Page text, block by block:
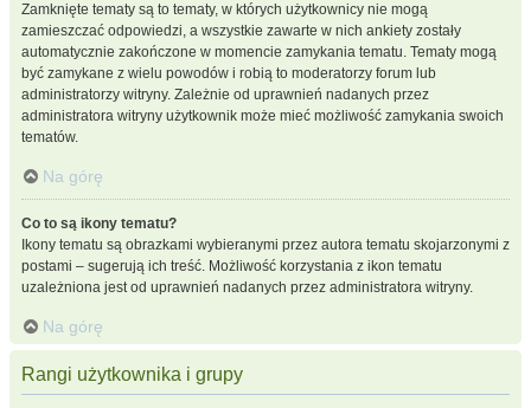
Zamknięte tematy są to tematy, w których użytkownicy nie mogą
zamieszczać odpowiedzi, a wszystkie zawarte w nich ankiety zostały
automatycznie zakończone w momencie zamykania tematu. Tematy mogą
być zamykane z wielu powodów i robią to moderatorzy forum lub
administratorzy witryny. Zależnie od uprawnień nadanych przez
administratora witryny użytkownik może mieć możliwość zamykania swoich
tematów.
Na górę
Co to są ikony tematu?
Ikony tematu są obrazkami wybieranymi przez autora tematu skojarzonymi z
postami – sugerują ich treść. Możliwość korzystania z ikon tematu
uzależniona jest od uprawnień nadanych przez administratora witryny.
Na górę
Rangi użytkownika i grupy